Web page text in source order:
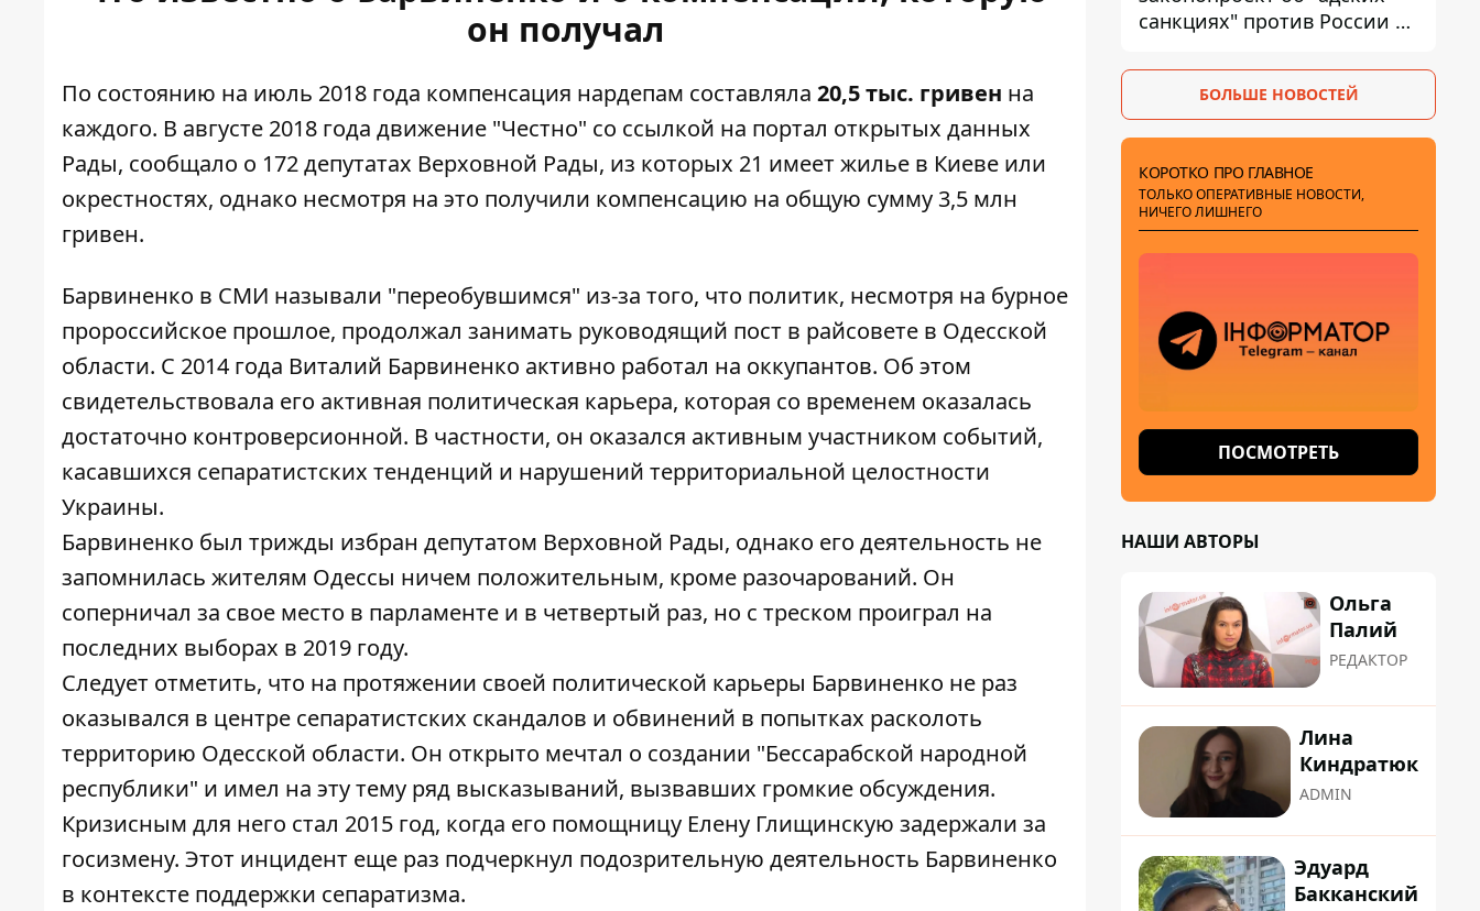
он получал
По состоянию на июль 2018 года компенсация нардепам составляла 20,5 тыс. гривен на
каждого. В августе 2018 года движение "Честно" со ссылкой на портал открытых данных
Рады, сообщало о 172 депутатах Верховной Рады, из которых 21 имеет жилье в Киеве или
окрестностях, однако несмотря на это получили компенсацию на общую сумму 3,5 млн
гривен.
Барвиненко в СМИ называли "переобувшимся" из-за того, что политик, несмотря на бурное
пророссийское прошлое, продолжал занимать руководящий пост в райсовете в Одесской
области. С 2014 года Виталий Барвиненко активно работал на оккупантов. Об этом
свидетельствовала его активная политическая карьера, которая со временем оказалась
достаточно контроверсионной. В частности, он оказался активным участником событий,
касавшихся сепаратистских тенденций и нарушений территориальной целостности
Украины.
Барвиненко был трижды избран депутатом Верховной Рады, однако его деятельность не
запомнилась жителям Одессы ничем положительным, кроме разочарований. Он
соперничал за свое место в парламенте и в четвертый раз, но с треском проиграл на
последних выборах в 2019 году.
Следует отметить, что на протяжении своей политической карьеры Барвиненко не раз
оказывался в центре сепаратистских скандалов и обвинений в попытках расколоть
территорию Одесской области. Он открыто мечтал о создании "Бессарабской народной
республики" и имел на эту тему ряд высказываний, вызвавших громкие обсуждения.
Кризисным для него стал 2015 год, когда его помощницу Елену Глищинскую задержали за
госизмену. Этот инцидент еще раз подчеркнул подозрительную деятельность Барвиненко
в контексте поддержки сепаратизма.
санкциях" против России и
БОЛЬШЕ НОВОСТЕЙ
КОРОТКО ПРО ГЛАВНОЕ
ТОЛЬКО ОПЕРАТИВНЫЕ НОВОСТИ,
НИЧЕГО ЛИШНЕГО
ПОСМОТРЕТЬ
НАШИ АВТОРЫ
Ольга
Палий
РЕДАКТОР
Лина
Киндратюк
ADMIN
Эдуард
Бакканский